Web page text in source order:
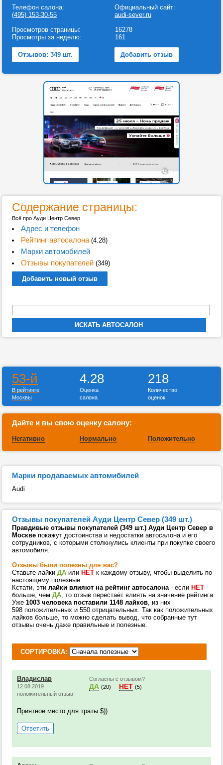
Телефон салона:
(495) 153-30-55
Официальный сайт:
audi-sever.ru
Просмотров страницы:
Просмотры за неделю:
16278
161
Отзывов: 349 шт. Добавить отзыв
Содержание страницы:
Всё про Ауди Центр Север
Адрес и телефон
Рейтинг автосалона(4.28)
Марки автомобилей
Отзывы покупателей(349)
Добавить новый отзыв
53-й
В рейтинге
Москвы
4.28
Оценка
салона
218
Количество
оценок
Дайте и вы свою оценку салону:
Негативно Нормально Положительно
Марки продаваемых автомибилей
Audi
Отзывы покупателей Ауди Центр Север (349 шт.)
Правдивые отзывы покупателей (349 шт.) Ауди Центр Север в
Москве покажут достоинства и недостатки автосалона и его
сотрудников, с которыми столкнулись клиенты при покупке своего
автомобиля.
Отзывы были полезны для вас?
Ставьте лайки ДА или НЕТ к каждому отзыву, чтобы выделить по-
настоящему полезные.
Кстати, эти лайки влияют на рейтинг автосалона- если НЕТ
больше, чем ДА, то отзыв перестаёт влиять на значение рейтинга.
Уже 1003 человека поставили 1148 лайков, из них
598 положительных и 550 отрицательных. Так как положительных
лайков больше, то можно сделать вывод, что собранные тут
отзывы очень даже правильные и полезные.
СОРТИРОВКА:
Владислав
12.08.2019
положительный отзыв
Согласны с отзывом?
ДА (20) НЕТ (5)
Приятное место для траты $))
Ответить